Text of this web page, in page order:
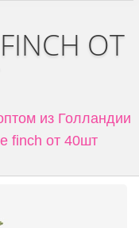
ОТ
из Голландии
finch от 40шт